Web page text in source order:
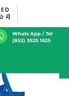
Whats App / Tel
(852) 3525 1625